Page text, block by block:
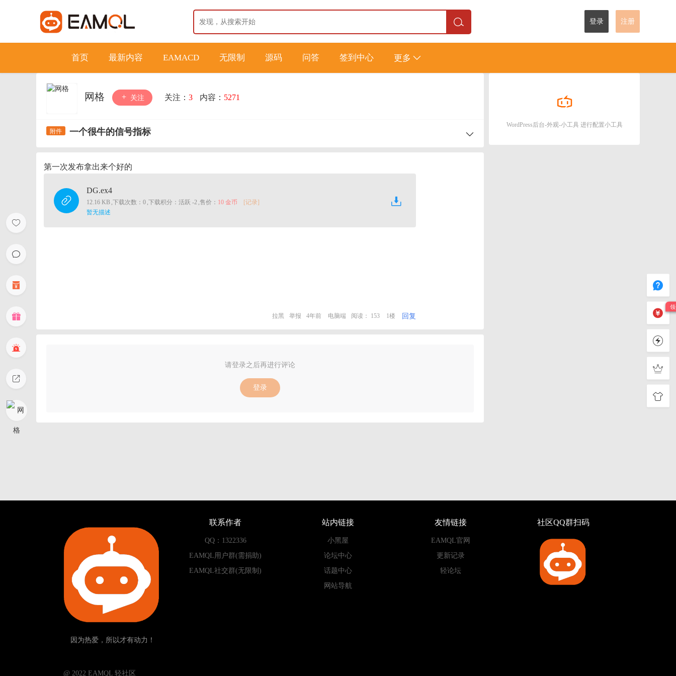
登录 注册
首页 最新内容 EAMACD 无限制 源码 问答 签到中心 更多
网格 关注 关注： 3 内容： 5271
一个很牛的信号指标
第一次发布拿出来个好的
DG.ex4
12.16 KB ,下载次数：0 ,下载积分：活跃 -2 ,售价： 10 金币
[记录]
暂无描述
拉黑 举报 4年前 电脑端 阅读： 153 1楼 回复
请登录之后再进行评论
登录
WordPress后台-外观-小工具 进行配置小工具
因为热爱，所以才有动力！
联系作者
QQ：1322336
EAMQL用户群(需捐助)
EAMQL社交群(无限制)
站内链接
小黑屋
论坛中心
话题中心
网站导航
友情链接
EAMQL官网
更新记录
轻论坛
社区QQ群扫码
­­­­­ @ 2022 EAMQL 轻社区